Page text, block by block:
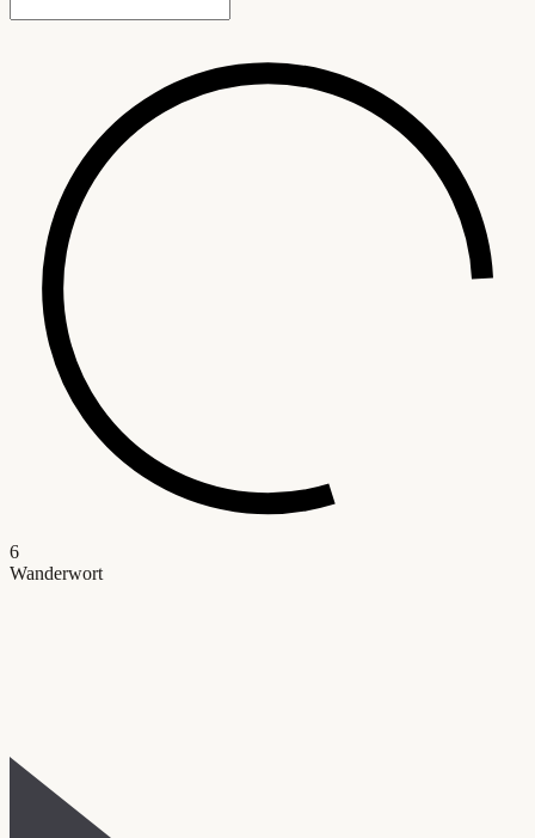
6
Wanderwort